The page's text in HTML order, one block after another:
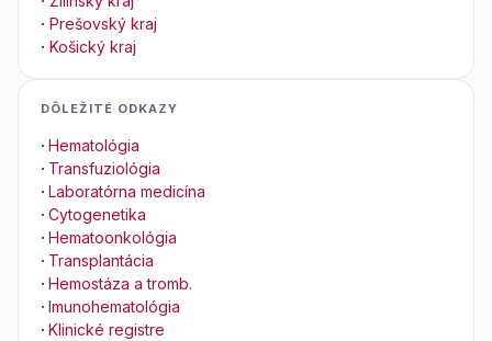
· Prešovský kraj
· Košický kraj
DÔLEŽITÉ ODKAZY
· Hematológia
· Transfuziológia
· Laboratórna medicína
· Cytogenetika
· Hematoonkológia
· Transplantácia
· Hemostáza a tromb.
· Imunohematológia
· Klinické registre